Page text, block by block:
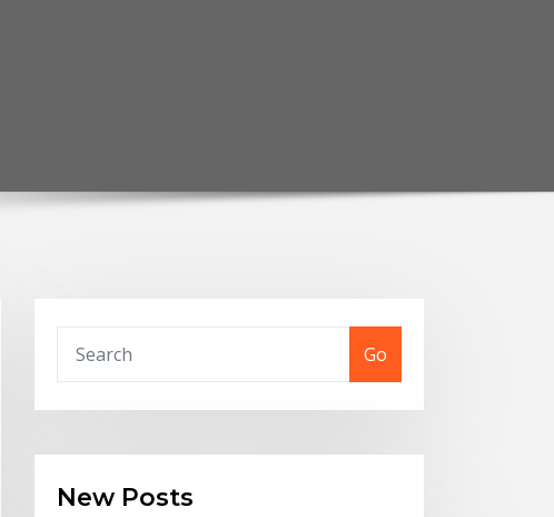
Go
New Posts